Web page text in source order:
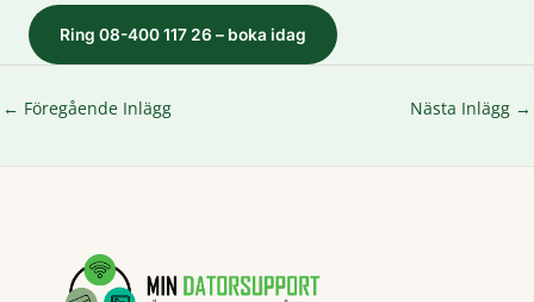
Ring 08-400 117 26 – boka idag
← Föregående Inlägg Nästa Inlägg →